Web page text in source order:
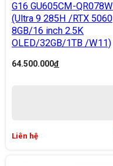
G16 GU605CM-QR078W
(Ultra 9 285H /RTX 5060
8GB/16 inch 2.5K
OLED/32GB/1TB /W11)
64.500.000đ
Liên hệ